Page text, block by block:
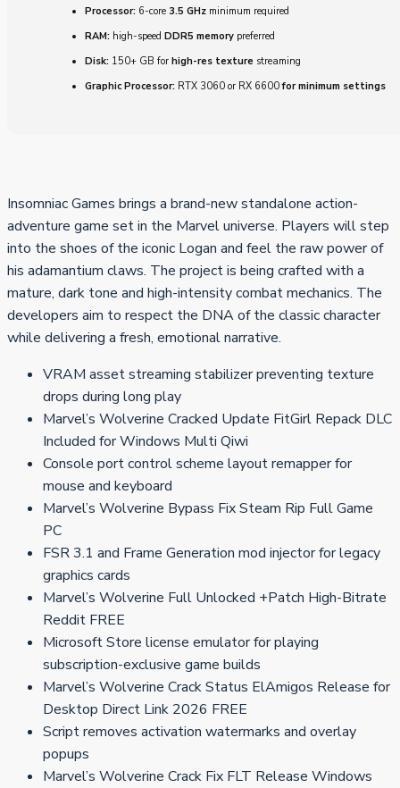
Processor: 6-core 3.5 GHz minimum required
RAM: high-speed DDR5 memory preferred
Disk: 150+ GB for high-res texture streaming
Graphic Processor: RTX 3060 or RX 6600for minimum settings
Insomniac Games brings a brand-new standalone action-
adventure game set in the Marvel universe. Players will step
into the shoes of the iconic Logan and feel the raw power of
his adamantium claws. The project is being crafted with a
mature, dark tone and high-intensity combat mechanics. The
developers aim to respect the DNA of the classic character
while delivering a fresh, emotional narrative.
VRAM asset streaming stabilizer preventing texture
drops during long play
Marvel’s Wolverine Cracked Update FitGirl Repack DLC
Included for Windows Multi Qiwi
Console port control scheme layout remapper for
mouse and keyboard
Marvel’s Wolverine Bypass Fix Steam Rip Full Game
PC
FSR 3.1 and Frame Generation mod injector for legacy
graphics cards
Marvel’s Wolverine Full Unlocked +Patch High-Bitrate
Reddit FREE
Microsoft Store license emulator for playing
subscription-exclusive game builds
Marvel’s Wolverine Crack Status ElAmigos Release for
Desktop Direct Link 2026 FREE
Script removes activation watermarks and overlay
popups
Marvel’s Wolverine Crack Fix FLT Release Windows